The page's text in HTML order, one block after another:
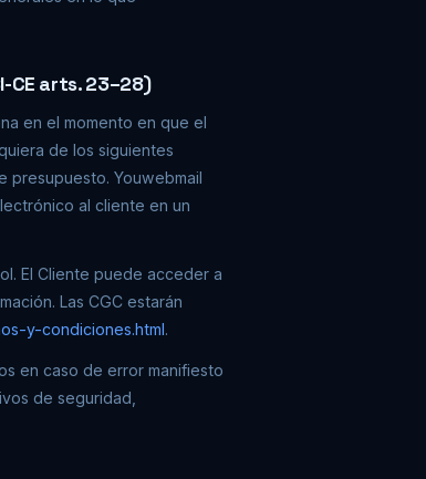
CE arts. 23–28)
en el momento en que el
de los siguientes
presupuesto. Youwebmail
al cliente en un
El Cliente puede acceder a
Las CGC estarán
y-condiciones.html.
en caso de error manifiesto
de seguridad,